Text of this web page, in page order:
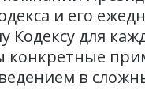
и его
Кодексу для
конкретные
в